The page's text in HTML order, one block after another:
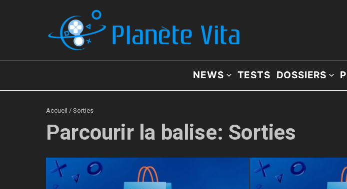
NEWS TESTS DOSSIERS
Accueil / Sorties
Parcourir la balise: Sorties